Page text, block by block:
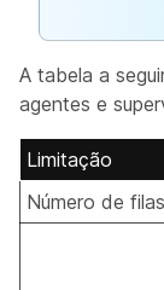
A tabela a
agentes e
Limitação
Número de